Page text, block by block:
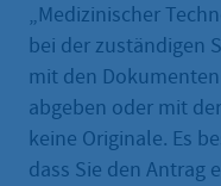
„Medizinischer
bei der zuständigen
mit den
abgeben oder mit
keine Originale. Es
dass Sie den Antrag